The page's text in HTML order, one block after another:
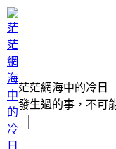
茫茫網海中的冷日
發生過的事，不可